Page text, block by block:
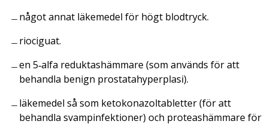
något annat läkemedel för högt blodtryck.
riociguat.
en 5‑alfa reduktashämmare (som används för att
behandla benign prostatahyperplasi).
läkemedel så som ketokonazoltabletter (för att
behandla svampinfektioner) och proteashämmare för